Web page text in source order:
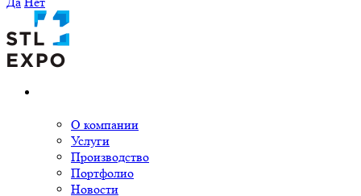
О компании
Услуги
Производство
Портфолио
Новости